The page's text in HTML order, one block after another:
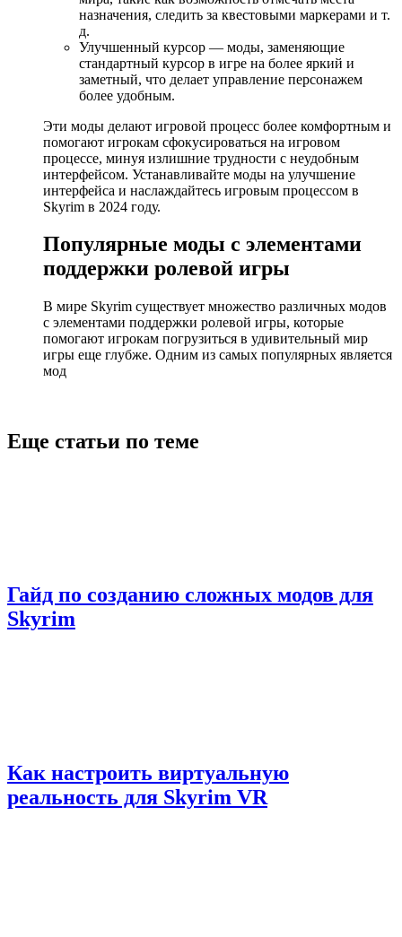
назначения, следить за квестовыми маркерами и т.
д.
Улучшенный курсор — моды, заменяющие
стандартный курсор в игре на более яркий и
заметный, что делает управление персонажем
более удобным.
Эти моды делают игровой процесс более комфортным и
помогают игрокам сфокусироваться на игровом
процессе, минуя излишние трудности с неудобным
интерфейсом. Устанавливайте моды на улучшение
интерфейса и наслаждайтесь игровым процессом в
Skyrim в 2024 году.
Популярные моды с элементами
поддержки ролевой игры
В мире Skyrim существует множество различных модов
с элементами поддержки ролевой игры, которые
помогают игрокам погрузиться в удивительный мир
игры еще глубже. Одним из самых популярных является
мод
Еще статьи по теме
Гайд по созданию сложных модов для
Skyrim
Как настроить виртуальную
реальность для Skyrim VR